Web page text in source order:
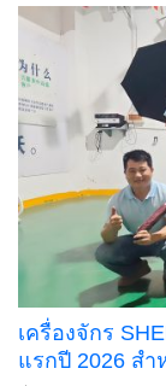
เครื่องจักร
แรกปี 2026 สำ